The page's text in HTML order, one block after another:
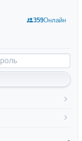
359Онлайн